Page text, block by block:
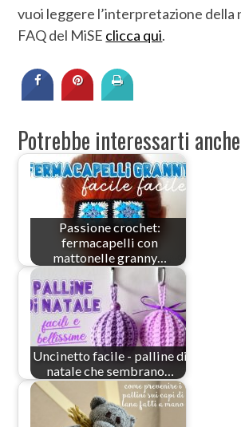
vuoi leggere l’interpretazione della
FAQ del MiSE clicca qui.
Potrebbe interessarti
Passione crochet:
fermacapelli con
mattonelle granny…
Uncinetto facile - palline di
natale che sembrano…